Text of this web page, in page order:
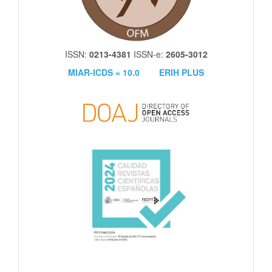
ISSN: 0213-4381 ISSN-e: 2605-3012
MIAR-ICDS = 10.0
ERIH PLUS